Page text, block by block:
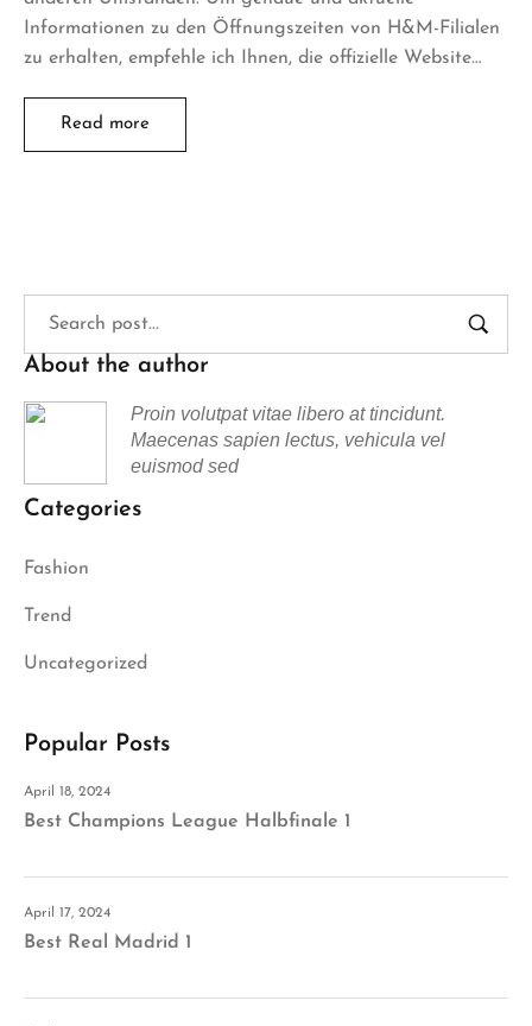
Informationen zu den Öffnungszeiten von H&M-Filialen
zu erhalten, empfehle ich Ihnen, die offizielle Website…
Read more
About the author
Proin volutpat vitae libero at tincidunt.
Maecenas sapien lectus, vehicula vel
euismod sed
Categories
Fashion
Trend
Uncategorized
Popular Posts
April 18, 2024
Best Champions League Halbfinale 1
April 17, 2024
Best Real Madrid 1